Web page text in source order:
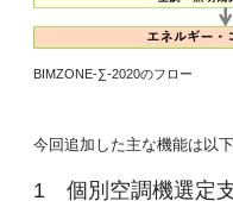
BIMZONE-∑-2020のフロー
今回追加した主な機能は以
個別空調機選定